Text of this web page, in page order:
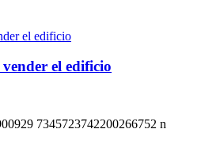
el edificio